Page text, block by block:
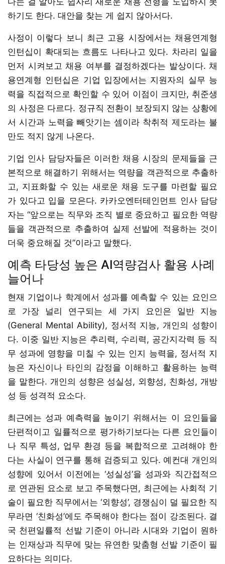
하기도 한다. 대안을 찾는 게 쉽지 않아서다.
사정이 이렇다 보니 최근 고용 시장에서는 채용연계형
인턴십이 확대되는 흐름도 나타나고 있다. 차라리 일을
먼저 시켜보고 채용 여부를 결정하겠다는 발상이다. 채
용연계형 인턴십은 기업 입장에서는 지원자의 실무 능
력을 직접적으로 확인할 수 있어 이점이 크지만, 취준생
의 사정은 다르다. 정규직 전환이 보장되지 않는 상황에
서 시간과 노력을 빼앗기는 셈이라 착취적 제도라는 불
만도 적지 않게 나온다.
기업 인사 담당자들은 이러한 채용 시장의 문제들을 근
본적으로 해결하기 위해서는 역량을 객관적으로 추출하
고, 지표화할 수 있는 새로운 채용 도구를 마련할 필요
가 있다고 입을 모은다. 카카오엔터테인먼트 인사 담당
자는 “앞으로는 직무와 조직 별로 중요하고 필요한 역량
들을 객관적으로 추출하여 실제 선발에 적용하는 것이
더욱 중요해질 것”이라고 말했다.
예측 타당성 높은 AI역량검사 활용 사례
늘어나
현재 기업이나 학계에서 성과를 예측할 수 있는 요인으
로 가장 널리 연구되는 세 가지 요인은 일반 지능
(General Mental Ability), 정서적 지능, 개인의 성향이
다. 이중 일반 지능은 추리력, 수리력, 공간지각력 등 직
무 성과에 영향을 미칠 수 있는 인지 능력을, 정서적 지
능은 자신이나 타인의 감정을 이해하고 활용하는 능력
을 말한다. 개인의 성향은 성실성, 외향성, 친화성, 개방
성 등 성격적 요소다.
최근에는 성과 예측력을 높이기 위해서는 이 요인들을
단편적이고 일률적으로 평가하기보다는 다른 요인들이
나 직무 특성, 업무 환경 등을 복합적으로 고려해야 한
다는 사실이 연구를 통해 검증되고 있다. 예컨대 개인의
성향에 있어서 이전에는 ‘성실성’을 성과와 직간접적으
로 연관된 요소로 보고 주목했다면, 최근에는 사회적 기
술이 필요한 직무에서는 ‘외향성’, 경쟁심이 덜 필요한 직
무라면 ‘친화성’에도 주목해야 한다는 점이 강조된다. 결
국 천편일률적 선발 기준이 아니라 시대와 기업이 원하
는 인재상과 직무에 맞는 유연한 맞춤형 선발 기준이 필
요하다는 의미다.